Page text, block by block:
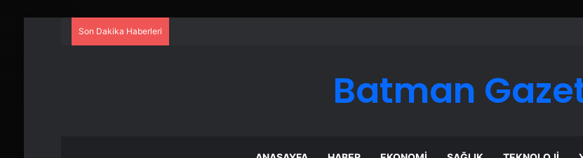
Son Dakika Haberleri
Batman